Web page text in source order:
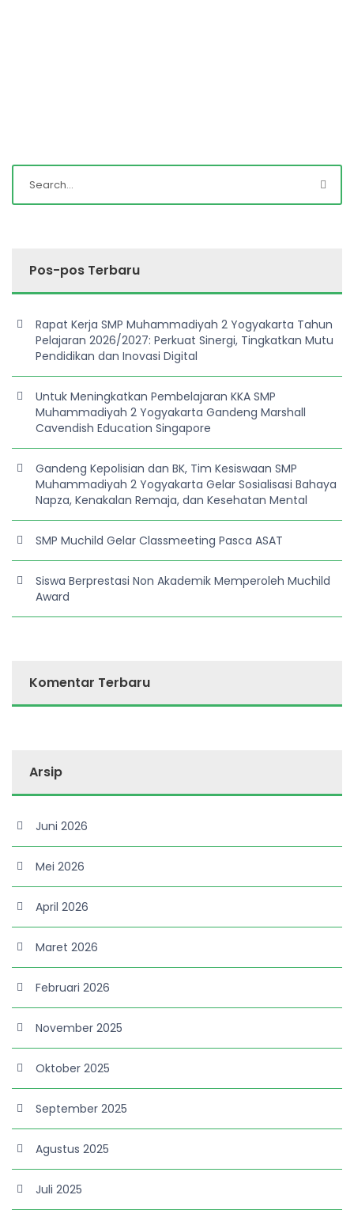
Pos-pos Terbaru
Rapat Kerja SMP Muhammadiyah 2 Yogyakarta Tahun
Pelajaran 2026/2027: Perkuat Sinergi, Tingkatkan Mutu
Pendidikan dan Inovasi Digital
Untuk Meningkatkan Pembelajaran KKA SMP
Muhammadiyah 2 Yogyakarta Gandeng Marshall
Cavendish Education Singapore
Gandeng Kepolisian dan BK, Tim Kesiswaan SMP
Muhammadiyah 2 Yogyakarta Gelar Sosialisasi Bahaya
Napza, Kenakalan Remaja, dan Kesehatan Mental
SMP Muchild Gelar Classmeeting Pasca ASAT
Siswa Berprestasi Non Akademik Memperoleh Muchild
Award
Komentar Terbaru
Arsip
Juni 2026
Mei 2026
April 2026
Maret 2026
Februari 2026
November 2025
Oktober 2025
September 2025
Agustus 2025
Juli 2025